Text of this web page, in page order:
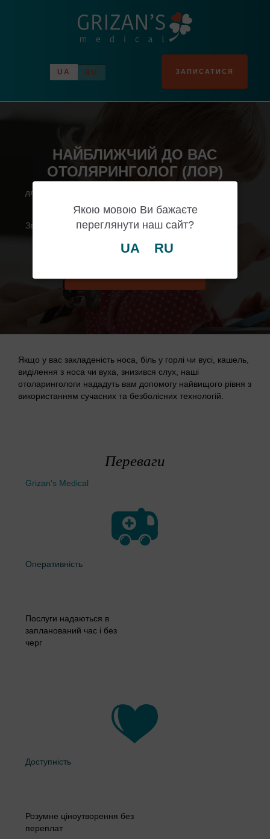
UA RU ЗАПИСАТИСЯ
НАЙБЛИЖЧИЙ ДО ВАС
ОТОЛЯРИНГОЛОГ (ЛОР)
для дорослих та дітей
Звертайтесь за медичною допомогою своєчасно
Якщо у вас закладеність носа, біль у горлі чи вусі, кашель,
виділення з носа чи вуха, знизився слух, наші
отоларингологи нададуть вам допомогу найвищого рівня з
використанням сучасних та безболісних технологій.
Переваги
Grizan's Medical
Оперативність
Послуги надаються в
запланований час і без
черг
Доступність
Розумне ціноутворення без
переплат
Якою мовою Ви бажаєте
переглянути наш сайт?
UA RU